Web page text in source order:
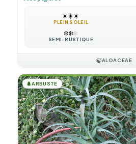
☀️☀️☀️
PLEIN SOLEIL
❄️❄️❄️
SEMI-RUSTIQUE
🍃ALOACEAE
🌲ARBUSTE